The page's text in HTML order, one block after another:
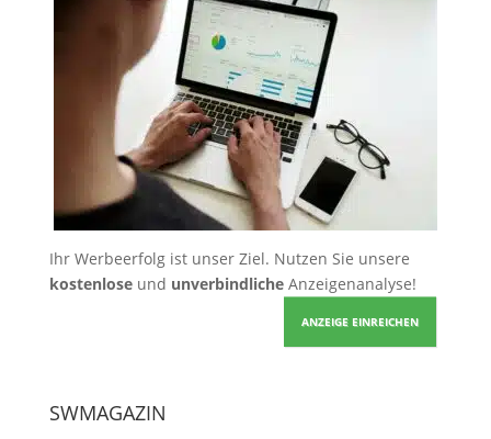
Ihr Werbeerfolg ist unser Ziel. Nutzen Sie unsere
kostenloseund unverbindlicheAnzeigenanalyse!
ANZEIGE EINREICHEN
SWMAGAZIN